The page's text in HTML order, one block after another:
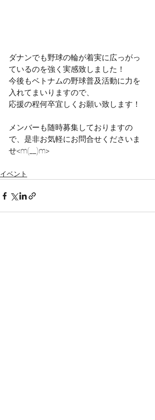
ダナンでも野球の輪が着実に広っがっ
ているのを強く実感致しました！
今後もベトナムの野球普及活動に力を
入れてまいりますので、
応援の程何卒宜しくお願い致します！
メンバーも随時募集しておりますの
で、是非お気軽にお問合せくださいま
せ<m(__)m>
イベント